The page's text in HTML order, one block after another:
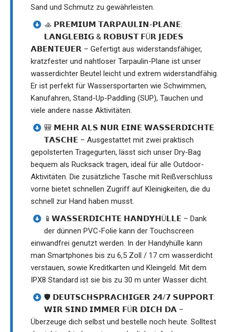
Sand und Schmutz zu gewährleisten.
🚣 𝗣𝗥𝗘𝗠𝗜𝗨𝗠 𝗧𝗔𝗥𝗣𝗔𝗨𝗟𝗜𝗡-𝗣𝗟𝗔𝗡𝗘:
𝗟𝗔𝗡𝗚𝗟𝗘𝗕𝗜𝗚 & 𝗥𝗢𝗕𝗨𝗦𝗧 𝗙Ü𝗥 𝗝𝗘𝗗𝗘𝗦
𝗔𝗕𝗘𝗡𝗧𝗘𝗨𝗘𝗥 – Gefertigt aus widerstandsfähiger,
kratzfester und nahtloser Tarpaulin-Plane ist unser
wasserdichter Beutel leicht und extrem widerstandfähig.
Er ist perfekt für Wassersportarten wie Schwimmen,
Kanufahren, Stand-Up-Paddling (SUP), Tauchen und
viele andere nasse Aktivitäten.
🎒 𝗠𝗘𝗛𝗥 𝗔𝗟𝗦 𝗡𝗨𝗥 𝗘𝗜𝗡𝗘 𝗪𝗔𝗦𝗦𝗘𝗥𝗗𝗜𝗖𝗛𝗧𝗘
𝗧𝗔𝗦𝗖𝗛𝗘 – Ausgestattet mit zwei praktisch
gepolsterten Tragegurten, lässt sich unser Dry-Bag
bequem als Rucksack tragen, ideal für alle Outdoor-
Aktivitäten. Die zusätzliche Tasche mit Reißverschluss
vorne bietet schnellen Zugriff auf Kleinigkeiten, die du
schnell zur Hand haben musst.
📱𝗪𝗔𝗦𝗦𝗘𝗥𝗗𝗜𝗖𝗛𝗧𝗘 𝗛𝗔𝗡𝗗𝗬𝗛Ü𝗟𝗟𝗘 – Dank
der dünnen PVC-Folie kann der Touchscreen
einwandfrei genutzt werden. In der Handyhülle kann
man Smartphones bis zu 6,5 Zoll / 17 cm wasserdicht
verstauen, sowie Kreditkarten und Kleingeld. Mit dem
IPX8 Standard ist sie bis zu 30 m unter Wasser dicht.
🛡️ 𝗗𝗘𝗨𝗧𝗦𝗖𝗛𝗦𝗣𝗥𝗔𝗖𝗛𝗜𝗚𝗘𝗥 𝟮𝟰/𝟳 𝗦𝗨𝗣𝗣𝗢𝗥𝗧:
𝗪𝗜𝗥 𝗦𝗜𝗡𝗗 𝗜𝗠𝗠𝗘𝗥 𝗙Ü𝗥 𝗗𝗜𝗖𝗛 𝗗𝗔 –
Überzeuge dich selbst und bestelle noch heute. Solltest